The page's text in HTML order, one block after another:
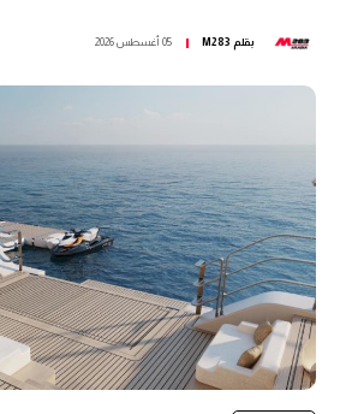
بقلم M283 05 أغسطس 2026